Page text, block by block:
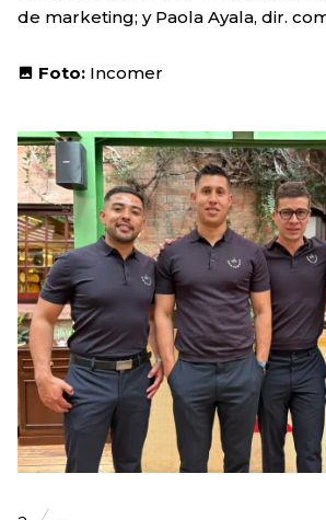
de marketing; y Paola Ayala, dir.
Foto: Incomer